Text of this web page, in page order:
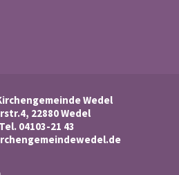
Wedel
22880 Wedel
04103-21 43